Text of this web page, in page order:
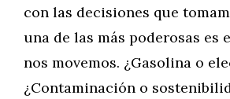
con las decisiones que
una de las más poderosas es
nos movemos. ¿Gasolina o
¿Contaminación o